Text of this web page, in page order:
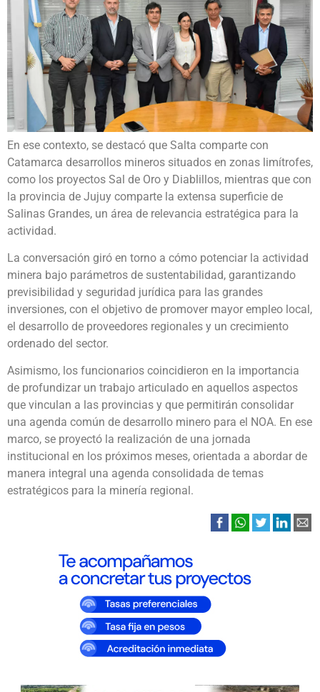
En ese contexto, se destacó que Salta comparte con
Catamarca desarrollos mineros situados en zonas limítrofes,
como los proyectos Sal de Oro y Diablillos, mientras que con
la provincia de Jujuy comparte la extensa superficie de
Salinas Grandes, un área de relevancia estratégica para la
actividad.
La conversación giró en torno a cómo potenciar la actividad
minera bajo parámetros de sustentabilidad, garantizando
previsibilidad y seguridad jurídica para las grandes
inversiones, con el objetivo de promover mayor empleo local,
el desarrollo de proveedores regionales y un crecimiento
ordenado del sector.
Asimismo, los funcionarios coincidieron en la importancia
de profundizar un trabajo articulado en aquellos aspectos
que vinculan a las provincias y que permitirán consolidar
una agenda común de desarrollo minero para el NOA. En ese
marco, se proyectó la realización de una jornada
institucional en los próximos meses, orientada a abordar de
manera integral una agenda consolidada de temas
estratégicos para la minería regional.